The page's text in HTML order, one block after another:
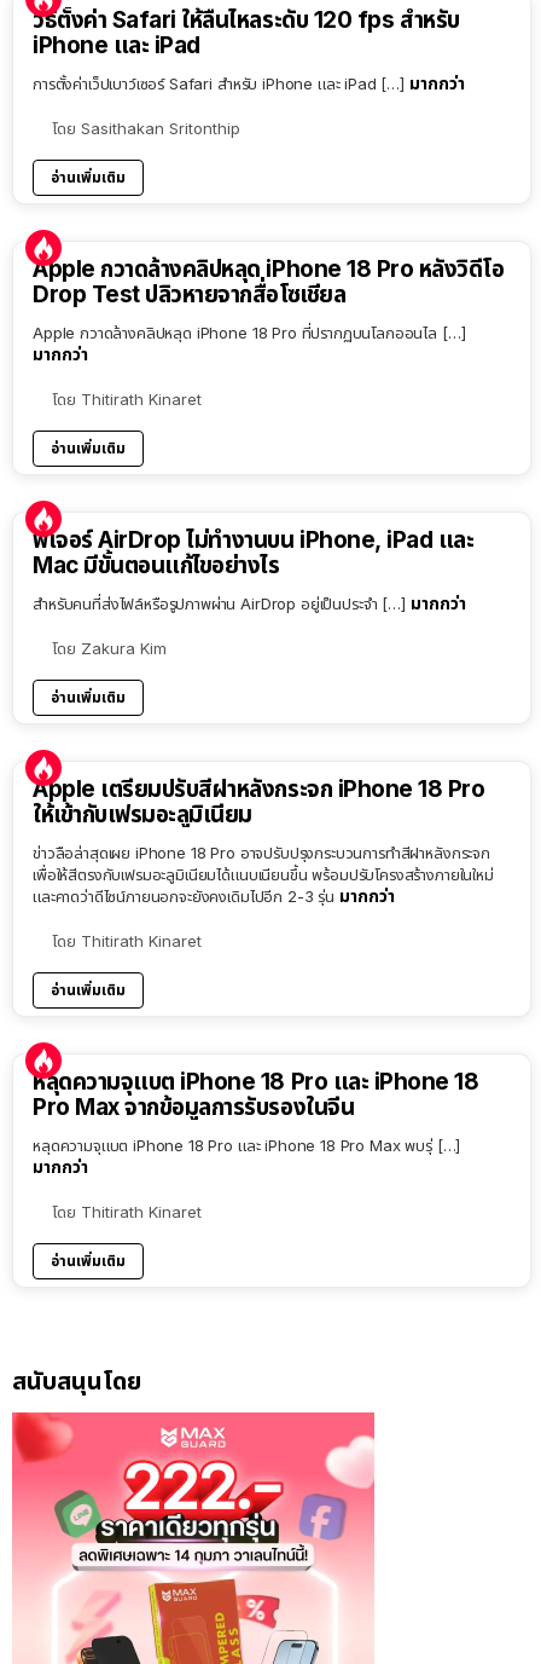
วิธีตั้งค่า Safari ให้ลื่นไหลระดับ 120 fps สำหรับ
iPhone และ iPad
การตั้งค่าเว็ปเบาว์เซอร์ Safari สำหรับ iPhone และ iPad […] มากกว่า
โดย Sasithakan Sritonthip
อ่านเพิ่มเติม
Apple กวาดล้างคลิปหลุด iPhone 18 Pro หลังวิดีโอ
Drop Test ปลิวหายจากสื่อโซเชียล
Apple กวาดล้างคลิปหลุด iPhone 18 Pro ที่ปรากฏบนโลกออนไล […]
มากกว่า
โดย Thitirath Kinaret
อ่านเพิ่มเติม
ฟีเจอร์ AirDrop ไม่ทำงานบน iPhone, iPad และ
Mac มีขั้นตอนแก้ไขอย่างไร
สำหรับคนที่ส่งไฟล์หรือรูปภาพผ่าน AirDrop อยู่เป็นประจำ […] มากกว่า
โดย Zakura Kim
อ่านเพิ่มเติม
Apple เตรียมปรับสีฝาหลังกระจก iPhone 18 Pro
ให้เข้ากับเฟรมอะลูมิเนียม
ข่าวลือล่าสุดเผย iPhone 18 Pro อาจปรับปรุงกระบวนการทำสีฝาหลังกระจก
เพื่อให้สีตรงกับเฟรมอะลูมิเนียมได้แนบเนียนขึ้น พร้อมปรับโครงสร้างภายในใหม่
และคาดว่าดีไซน์ภายนอกจะยังคงเดิมไปอีก 2-3 รุ่น มากกว่า
โดย Thitirath Kinaret
อ่านเพิ่มเติม
หลุดความจุแบต iPhone 18 Pro และ iPhone 18
Pro Max จากข้อมูลการรับรองในจีน
หลุดความจุแบต iPhone 18 Pro และ iPhone 18 Pro Max พบรุ่ […]
มากกว่า
โดย Thitirath Kinaret
อ่านเพิ่มเติม
สนับสนุนโดย